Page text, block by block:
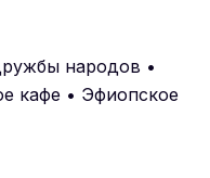
народов •
кафе • Эфиопское